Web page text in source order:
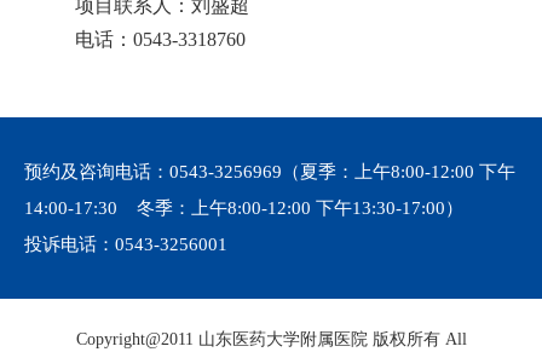
项目联系人：刘盛超
电话： 0543-3318760
预约及咨询电话： 0543-3256969 （夏季：上午8:00-12:00 下午
14:00-17:30 冬季：上午8:00-12:00 下午13:30-17:00）
投诉电话： 0543-3256001
Copyright@2011 山东医药大学附属医院 版权所有 All